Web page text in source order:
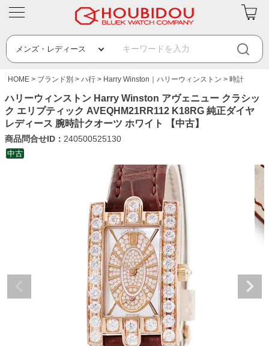
HOME ブランド別 ハ行 Harry Winston｜ハリーウィンストン 時計
ハリーウィンストン Harry Winston アヴェニュー クラシッ
ク エリプティック AVEQHM21RR112 K18RG 純正ダイヤ
レディース 腕時計クオーツ ホワイト 【中古】
商品問合せID： 240500525130
中古